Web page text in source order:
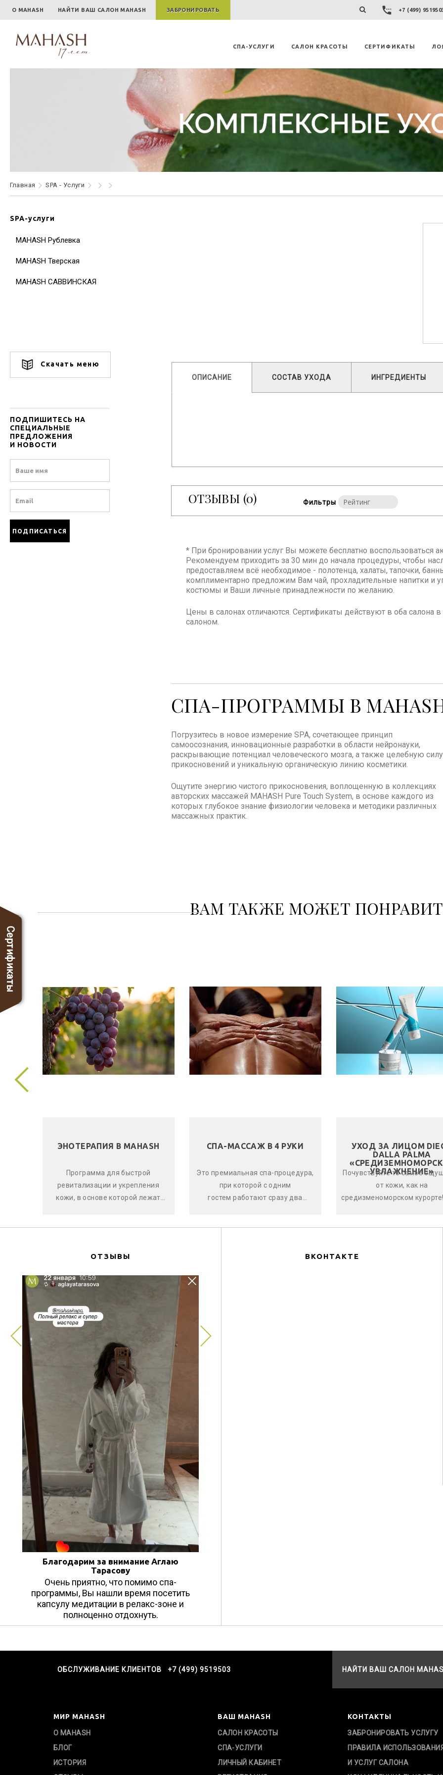
О MAHASH НАЙТИ ВАШ САЛОН MAHASH ЗАБРОНИРОВАТЬ +7 (499)
СПА-УСЛУГИ САЛОН КРАСОТЫ СЕРТИФИКАТЫ
Главная SPA - Услуги
SPA-услуги
MAHASH Рублевка
MAHASH Тверская
MAHASH САВВИНСКАЯ
Скачать меню
ПОДПИШИТЕСЬ НА
СПЕЦИАЛЬНЫЕ
ПРЕДЛОЖЕНИЯ
И НОВОСТИ
ОПИСАНИЕ СОСТАВ УХОДА ИНГРЕДИЕНТЫ
ОТЗЫВЫ (0) Фильтры
* При бронировании услуг Вы можете бесплатно воспользоваться
Рекомендуем приходить за 30 мин до начала процедуры, чтобы
предоставляем всё необходимое - полотенца, халаты, тапочки,
комплиментарно предложим Вам чай, прохладительные напитки и
костюмы и Ваши личные принадлежности по желанию.
Цены в салонах отличаются. Сертификаты действуют в оба салона
салоном.
СПА-ПРОГРАММЫ В
Погрузитесь в новое измерение SPA, сочетающее принцип
самоосознания, инновационные разработки в области нейронауки,
раскрывающие потенциал человеческого мозга, а также целебную силу
прикосновений и уникальную органическую линию косметики.
Ощутите энергию чистого прикосновения, воплощенную в коллекциях
авторских массажей MAHASH Pure Touch System, в основе каждого из
которых глубокое знание физиологии человека и методики различных
массажных практик.
ВАМ ТАКЖЕ МОЖЕТ
ЭНОТЕРАПИЯ В MAHASH
Программа для быстрой
ревитализации и укрепления
кожи, в основе которой лежат
СПА-МАССАЖ В 4 РУКИ
Это премиальная спа-процедура,
при которой с одним
гостем работают сразу два
УХОД ЗА ЛИЦОМ
DALLA PALMA
УВЛАЖНЕНИЕ»
Почувствуйте то самое
от кожи, как на
средизменоморском
ОТЗЫВЫ
Благодарим за внимание Аглаю
Тарасову
Очень приятно, что помимо спа-
программы, Вы нашли время посетить
капсулу медитации в релакс-зоне и
полноценно отдохнуть.
ВКОНТАКТЕ
Сертификаты
ОБСЛУЖИВАНИЕ КЛИЕНТОВ +7 (499) 9519503 НАЙТИ ВАШ САЛОН
МИР MAHASH
О MAHASH
БЛОГ
ИСТОРИЯ
ВАШ MAHASH
САЛОН КРАСОТЫ
СПА-УСЛУГИ
ЛИЧНЫЙ КАБИНЕТ
КОНТАКТЫ
ЗАБРОНИРОВАТЬ УСЛУГУ
ПРАВИЛА
И УСЛУГ САЛОНА